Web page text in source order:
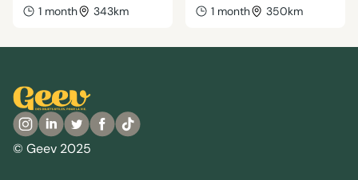
1 month 343km 1 month 350km
© Geev 2025